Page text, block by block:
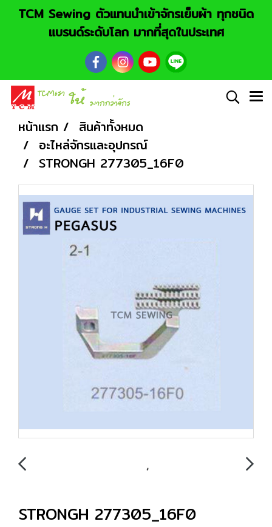
TCM Sewing ตัวแทนนำเข้าจักรเย็บผ้า ทุกชนิด
แบรนด์ระดับโลก มากที่สุดในประเทศ
หน้าแรก
สินค้าทั้งหมด
อะไหล่จักรและอุปกรณ์
STRONGH 277305_16F0
STRONGH 277305_16F0